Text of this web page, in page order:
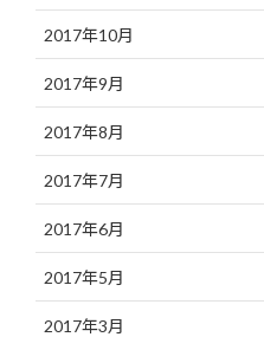
2017年10月
2017年9月
2017年8月
2017年7月
2017年6月
2017年5月
2017年3月